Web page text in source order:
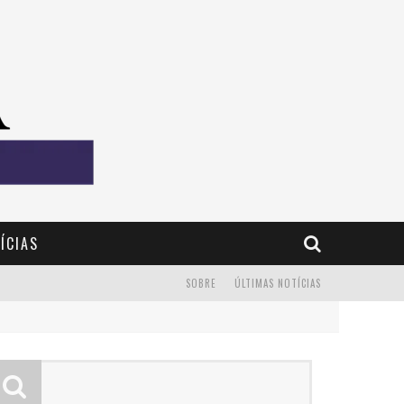
ÚLTIMAS NOTÍCIAS
SOBRE